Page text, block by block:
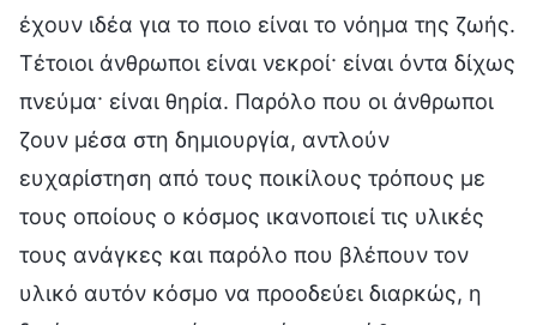
έχουν ιδέα για το ποιο είναι το νόημα της ζωής.
Τέτοιοι άνθρωποι είναι νεκροί· είναι όντα δίχως
πνεύμα· είναι θηρία. Παρόλο που οι άνθρωποι
ζουν μέσα στη δημιουργία, αντλούν
ευχαρίστηση από τους ποικίλους τρόπους με
τους οποίους ο κόσμος ικανοποιεί τις υλικές
τους ανάγκες και παρόλο που βλέπουν τον
υλικό αυτόν κόσμο να προοδεύει διαρκώς, η